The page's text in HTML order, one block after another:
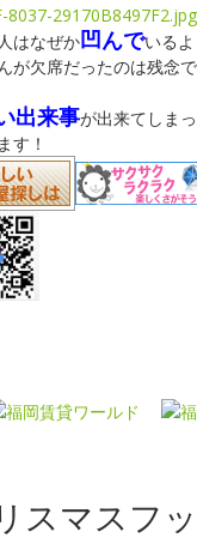
はなぜか凹んでいる
が欠席だったのは残念
出来事が出来てしま
す！
スマスフ